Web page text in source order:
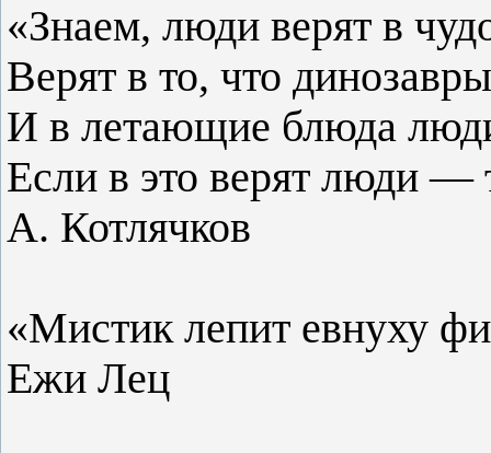
«Знаем, люди верят в
Верят в то, что
И в летающие блюда
Если в это верят люди —
А. Котлячков
«Мистик лепит евнуху
Ежи Лец